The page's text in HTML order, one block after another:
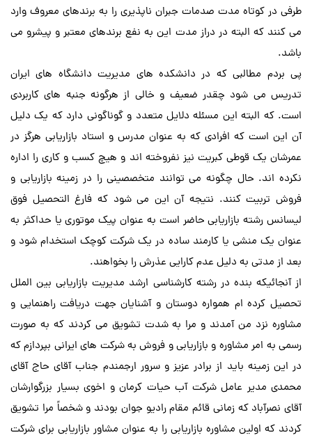
طرفی در کوتاه مدت صدمات جبران ناپذیری را به برندهای معروف وارد
می کنند که البته در دراز مدت این به نفع برندهای معتبر و پیشرو می
باشد.
پی بردم مطالبی که در دانشکده های مدیریت دانشگاه های ایران
تدریس می شود چقدر ضعیف و خالی از هرگونه جنبه های کاربردی
است. که البته این مسئله دلایل متعدد و گوناگونی دارد که یک دلیل
آن این است که افرادی که به عنوان مدرس و استاد بازاریابی هرگز در
عمرشان یک قوطی کبریت نیز نفروخته اند و هیچ کسب و کاری را اداره
نکرده اند. حال چگونه می توانند متخصصینی را در زمینه بازاریابی و
فروش تربیت کنند. نتیجه آن این می شود که فارغ التحصیل فوق
لیسانس رشته بازاریابی حاضر است به عنوان پیک موتوری یا حداکثر به
عنوان یک منشی یا کارمند ساده در یک شرکت کوچک استخدام شود و
بعد از مدتی به دلیل عدم کارایی عذرش را بخواهند.
از آنجائیکه بنده در رشته کارشناسی ارشد مدیریت بازاریابی بین الملل
تحصیل کرده ام همواره دوستان و آشنایان جهت دریافت راهنمایی و
مشاوره نزد من آمدند و مرا به شدت تشویق می کردند که به صورت
رسمی به امر مشاوره و بازاریابی و فروش به شرکت های ایرانی بپردازم که
در این زمینه باید از برادر عزیز و سرور ارجمندم جناب آقای حاج آقای
محمدی مدیر عامل شرکت آب حیات کرمان و اخوی بسیار بزرگوارشان
آقای نصرآباد که زمانی قائم مقام رادیو جوان بودند و شخصاً مرا تشویق
کردند که اولین مشاوره بازاریابی را به عنوان مشاور بازاریابی برای شرکت